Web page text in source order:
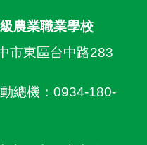
農業職業學校
市東區台中路283
總機：0934-180-